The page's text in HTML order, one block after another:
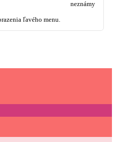
ľavého menu.
neznámy